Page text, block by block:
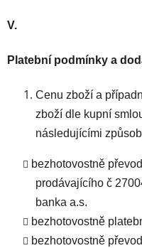
V.
Platební podmínky a
Cenu zboží a
zboží dle kupní
následujícími
bezhotovostně
prodávajícího č
banka a.s.
bezhotovostně
bezhotovostně